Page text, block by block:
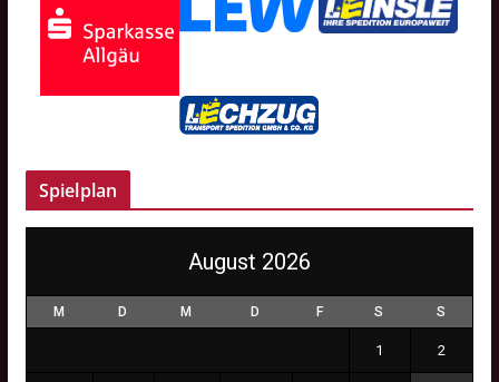
Spielplan
August 2026
M D M D F S S
1 2